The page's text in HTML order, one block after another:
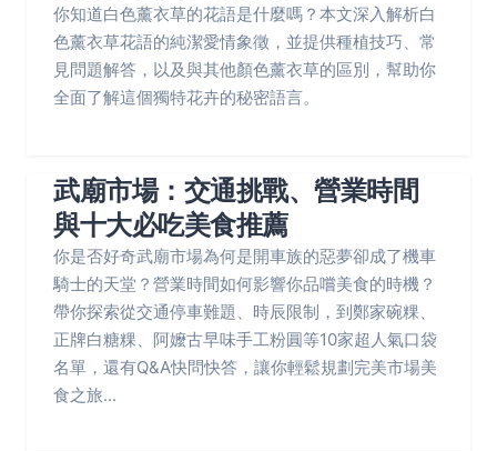
你知道白色薰衣草的花語是什麼嗎？本文深入解析白
色薰衣草花語的純潔愛情象徵，並提供種植技巧、常
見問題解答，以及與其他顏色薰衣草的區別，幫助你
全面了解這個獨特花卉的秘密語言。
武廟市場：交通挑戰、營業時間
與十大必吃美食推薦
你是否好奇武廟市場為何是開車族的惡夢卻成了機車
騎士的天堂？營業時間如何影響你品嚐美食的時機？
帶你探索從交通停車難題、時辰限制，到鄭家碗粿、
正牌白糖粿、阿嬤古早味手工粉圓等10家超人氣口袋
名單，還有Q&A快問快答，讓你輕鬆規劃完美市場美
食之旅...